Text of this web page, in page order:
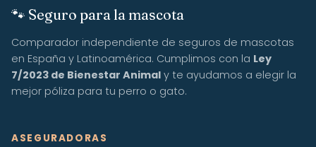
🐾 Seguro para la mascota
Comparador independiente de seguros de mascotas
en España y Latinoamérica. Cumplimos con la Ley
7/2023 de Bienestar Animal y te ayudamos a elegir la
mejor póliza para tu perro o gato.
ASEGURADORAS